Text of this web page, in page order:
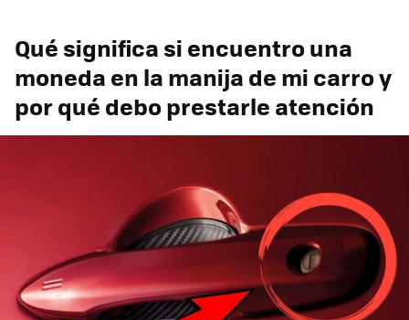
Qué significa si encuentro una
moneda en la manija de mi carro y
por qué debo prestarle atención